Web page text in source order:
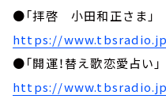
●「拝啓 小田和正さま」
https://
●「開運！替え歌恋愛占い」
https://